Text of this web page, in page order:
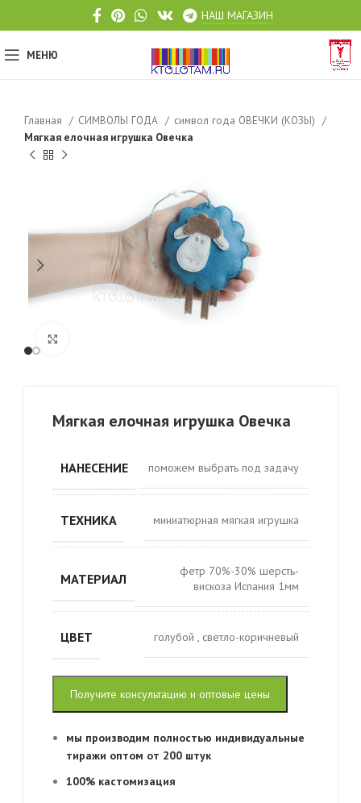
НАШ МАГАЗИН
МЕНЮ
Главная СИМВОЛЫ ГОДА
символ года ОВЕЧКИ (КОЗЫ)
Мягкая елочная игрушка Овечка
Мягкая елочная игрушка Овечка
НАНЕСЕНИЕ поможем выбрать под задачу
ТЕХНИКА миниатюрная мягкая игрушка
МАТЕРИАЛ
фетр 70%-30% шерсть-
вискоза Испания 1мм
ЦВЕТ голубой , светло-коричневый
Получите консультацию и оптовые цены
мы производим полностью индивидуальные
тиражи оптом от 200 штук
100% кастомизация